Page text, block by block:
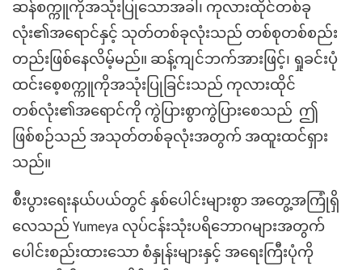
ဆန်စက္ကူကိုအသုံးပြုသောအခါ၊ ကုလားထိုင်တစ်ခု
လုံး၏အရောင်နှင့် သုတ်တစ်ခုလုံးသည် တစ်စုတစ်စည်း
တည်းဖြစ်နေလိမ့်မည်။ ဆန့်ကျင်ဘက်အားဖြင့်၊ ရှုခင်းပုံ
ထင်းစေ့စက္ကူကိုအသုံးပြုခြင်းသည် ကုလားထိုင်
တစ်လုံး၏အရောင်ကို ကွဲပြားစွာကွဲပြားစေသည် ဤ
ဖြစ်စဉ်သည် အသုတ်တစ်ခုလုံးအတွက် အထူးထင်ရှား
သည်။
စီးပွားရေးနယ်ပယ်တွင် နှစ်ပေါင်းများစွာ အတွေ့အကြုံရှိ
လေသည် Yumeya လုပ်ငန်းသုံးပရိဘောဂများအတွက်
ပေါင်းစည်းထားသော စံနှုန်းများနှင့် အရေးကြီးပုံကို